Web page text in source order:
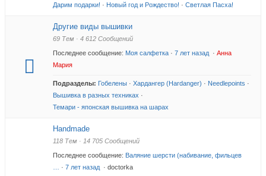
Дарим подарки! · Новый год и Рождество! · Светлая Пасха!
Другие виды вышивки
69 Тем · 4 612 Сообщений
Последнее сообщение: Моя салфетка · 7 лет назад · Анна
Мария
Подразделы: Гобелены · Хардангер (Hardanger) · Needlepoints ·
Вышивка в разных техниках ·
Темари - японская вышивка на шарах
Handmade
118 Тем · 14 705 Сообщений
Последнее сообщение: Валяние шерсти (набивание, фильцев
· 7 лет назад · doctorka